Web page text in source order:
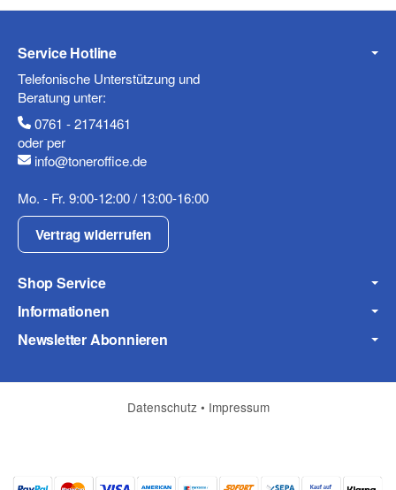
Telefon
Mobiltelefon
Fax
Service Hotline
Telefonische Unterstützung und
Beratung unter:
0761 - 21741461
oder per
info@toneroffice.de
Mo. - Fr. 9:00-12:00 / 13:00-16:00
Vertrag widerrufen
Shop Service
Informationen
Newsletter Abonnieren
Datenschutz • Impressum